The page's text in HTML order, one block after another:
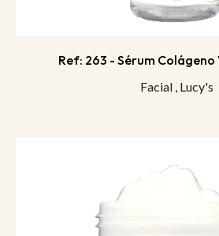
Ref: 263 - Sérum
Facial , Lucy's